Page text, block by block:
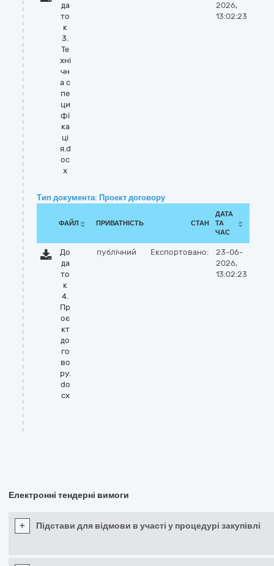
да
то
к
3.
Те
хні
чн
а с
пе
ци
фі
ка
ці
я.d
oc
x
2026,
13:02:23
Тип документа: Проект договору
ФАЙЛ ПРИВАТНІСТЬ СТАН
ДАТА
ТА
ЧАС
До
да
то
к
4.
Пр
оє
кт
до
го
во
ру.
do
cx
публічний Експортовано:
23-06-
2026,
13:02:23
Електронні тендерні вимоги
+ Підстави для відмови в участі у процедурі закупівлі